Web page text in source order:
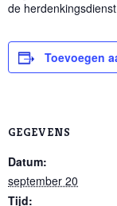
de
Toevoegen
GEGEVENS
Datum:
september 20
Tijd: